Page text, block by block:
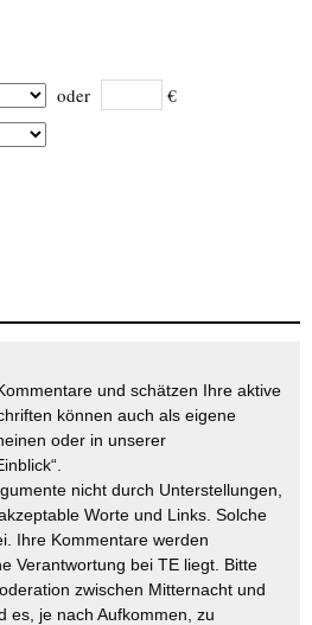
oder €
und schätzen Ihre aktive
können auch als eigene
oder in unserer
nicht durch Unterstellungen,
Worte und Links. Solche
Ihre Kommentare werden
Verantwortung bei TE liegt. Bitte
zwischen Mitternacht und
es, je nach Aufkommen, zu